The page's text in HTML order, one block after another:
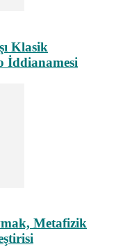
Klasik
İddianamesi
Metafizik